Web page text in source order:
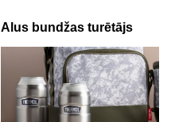
Alus bundžas turētājs